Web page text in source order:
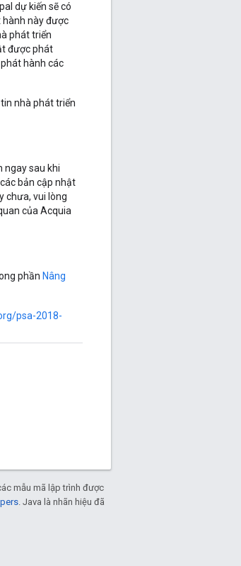
dự kiến sẽ có
hành này được
phát triển
được phát
hành các
nhà phát triển
ngay sau khi
bản cập nhật
chưa, vui lòng
của Acquia
phần Nâng
psa-2018-
mẫu mã lập trình được
. Java là nhãn hiệu đã